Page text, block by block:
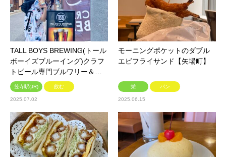
TALL BOYS BREWING(トール
ボーイズブルーイング)クラフ
トビール専門ブルワリー＆…
笠寺駅(JR) 飲む
2025.07.02
モーニングポケットのダブル
エビフライサンド【矢場町】
栄 パン
2025.06.15